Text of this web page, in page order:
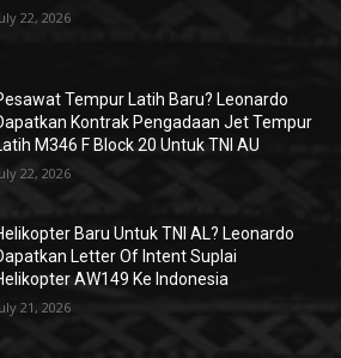
22, 2026
Tempur Latih Baru? Leonardo
Kontrak Pengadaan Jet Tempur
M346 F Block 20 Untuk TNI AU
22, 2026
Baru Untuk TNI AL? Leonardo
Letter Of Intent Suplai
AW149 Ke Indonesia
21, 2026